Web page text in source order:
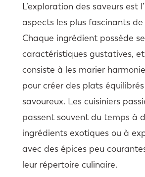
L’exploration des saveurs est
aspects les plus fascinants de
Chaque ingrédient possède
caractéristiques gustatives,
consiste à les marier
pour créer des plats
savoureux. Les cuisiniers
passent souvent du temps à
ingrédients exotiques ou à
avec des épices peu
leur répertoire culinaire.